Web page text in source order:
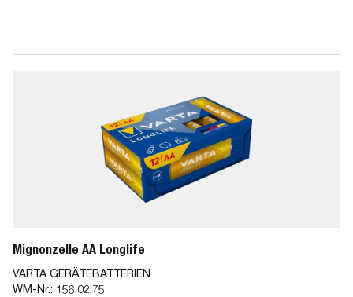
Mignonzelle AA Longlife
VARTA GERÄTEBATTERIEN
WM-Nr.: 156.02.75